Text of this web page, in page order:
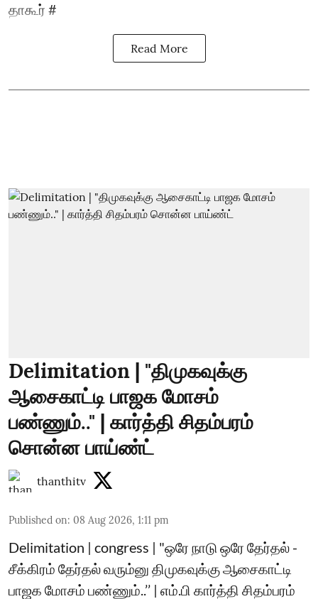
தாகூர் #
Read More
Delimitation | "திமுகவுக்கு
ஆசைகாட்டி பாஜக மோசம்
பண்ணும்.." | கார்த்தி சிதம்பரம்
சொன்ன பாய்ண்ட்
thanthitv
Published on: 08 Aug 2026, 1:11 pm
Delimitation | congress | "ஒரே நாடு ஒரே தேர்தல் -
சீக்கிரம் தேர்தல் வரும்னு திமுகவுக்கு ஆசைகாட்டி
பாஜக மோசம் பண்ணும்..’’ | எம்.பி கார்த்தி சிதம்பரம்